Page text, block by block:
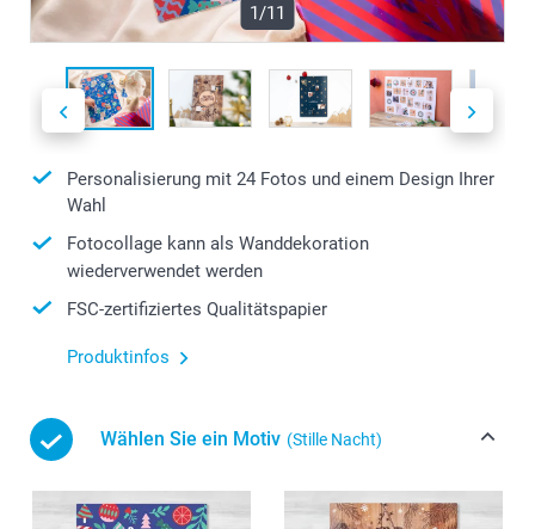
1/11
Personalisierung mit 24 Fotos und einem Design Ihrer
Wahl
Fotocollage kann als Wanddekoration
wiederverwendet werden
FSC-zertifiziertes Qualitätspapier
Produktinfos
Wählen Sie ein Motiv (Stille Nacht)